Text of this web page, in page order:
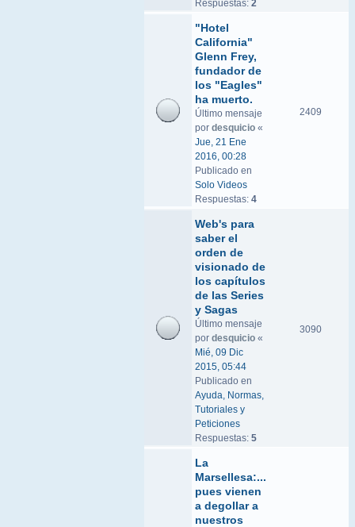
Respuestas: 2
"Hotel
California"
Glenn Frey,
fundador de
los "Eagles"
ha muerto.
Último mensaje
por desquicio «
Jue, 21 Ene
2016, 00:28
Publicado en
Solo Videos
Respuestas: 4
2409
Web's para
saber el
orden de
visionado de
los capítulos
de las Series
y Sagas
Último mensaje
por desquicio «
Mié, 09 Dic
2015, 05:44
Publicado en
Ayuda, Normas,
Tutoriales y
Peticiones
Respuestas: 5
3090
La
Marsellesa:...
pues vienen
a degollar a
nuestros